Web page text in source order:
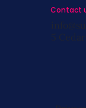
Contact
5